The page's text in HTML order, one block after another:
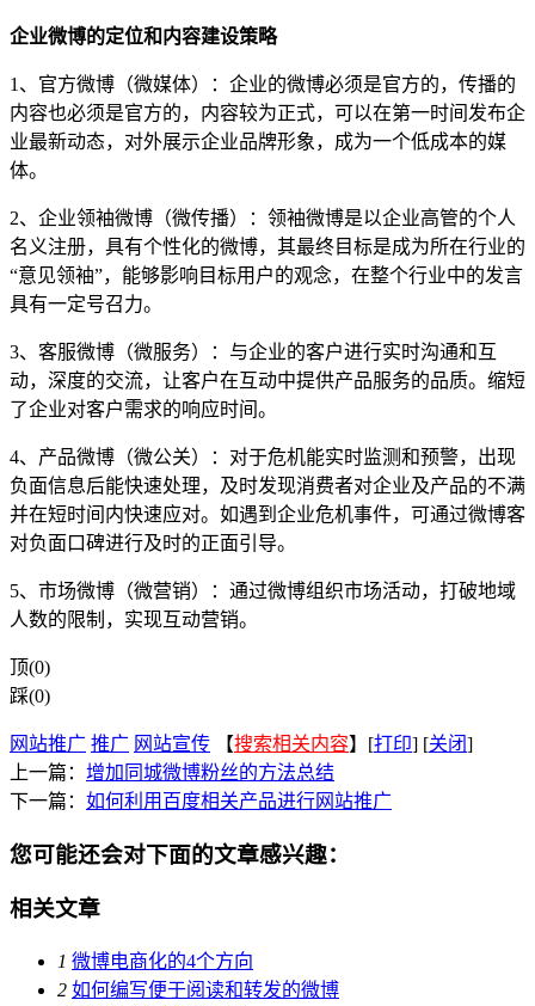
企业微博的定位和内容建设策略
1、官方微博（微媒体）：企业的微博必须是官方的，传播的
内容也必须是官方的，内容较为正式，可以在第一时间发布企
业最新动态，对外展示企业品牌形象，成为一个低成本的媒
体。
2、企业领袖微博（微传播）：领袖微博是以企业高管的个人
名义注册，具有个性化的微博，其最终目标是成为所在行业的
“意见领袖”，能够影响目标用户的观念，在整个行业中的发言
具有一定号召力。
3、客服微博（微服务）：与企业的客户进行实时沟通和互
动，深度的交流，让客户在互动中提供产品服务的品质。缩短
了企业对客户需求的响应时间。
4、产品微博（微公关）：对于危机能实时监测和预警，出现
负面信息后能快速处理，及时发现消费者对企业及产品的不满
并在短时间内快速应对。如遇到企业危机事件，可通过微博客
对负面口碑进行及时的正面引导。
5、市场微博（微营销）：通过微博组织市场活动，打破地域
人数的限制，实现互动营销。
顶(0)
踩(0)
网站推广 推广 网站宣传 【搜索相关内容】[打印] [关闭]
上一篇： 增加同城微博粉丝的方法总结
下一篇： 如何利用百度相关产品进行网站推广
您可能还会对下面的文章感兴趣：
相关文章
1 微博电商化的4个方向
2 如何编写便于阅读和转发的微博